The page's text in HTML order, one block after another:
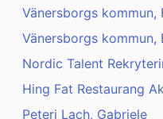
Vänersborgs kommun,
Vänersborgs kommun,
Nordic Talent
Hing Fat Restaurang
Peteri Lach, Gabriele